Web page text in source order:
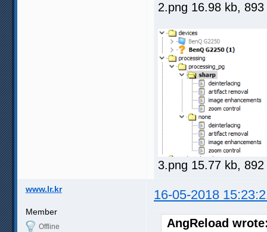
2.png 16.98 kb,
3.png 15.77 kb,
www.lr.kr 16-05-2018
Member
Offline
AngReload